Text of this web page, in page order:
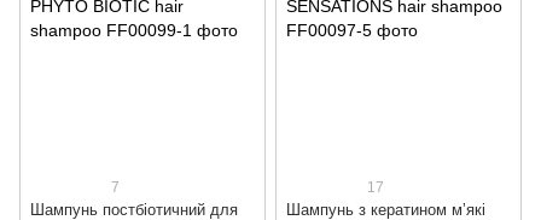
7
Шампунь постбіотичний для
17
Шампунь з кератином мʼякі